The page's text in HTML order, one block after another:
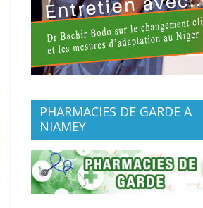
PHARMACIES DE GARDE A
NIAMEY